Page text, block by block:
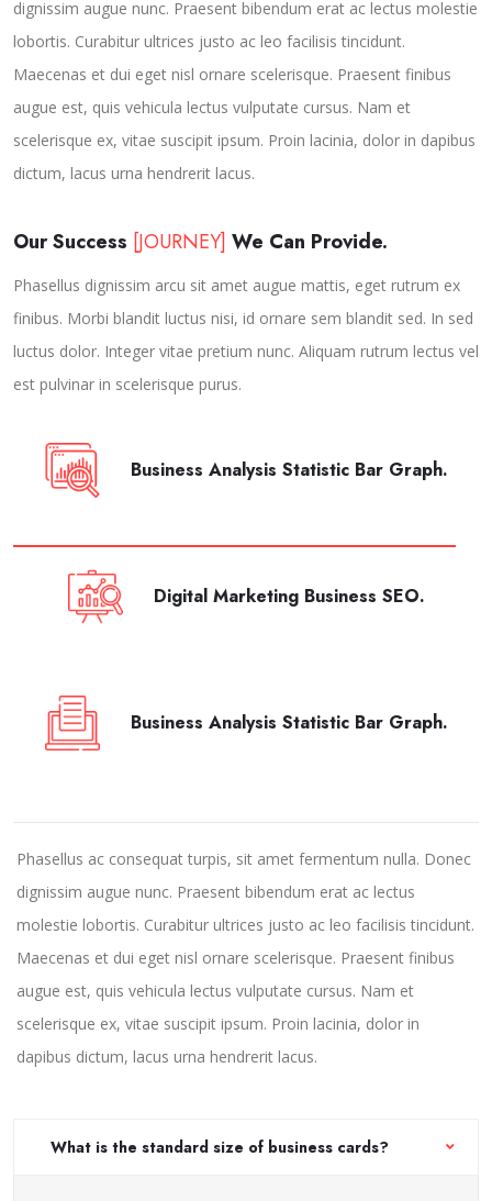
dignissim augue nunc. Praesent bibendum erat ac lectus molestie
lobortis. Curabitur ultrices justo ac leo facilisis tincidunt.
Maecenas et dui eget nisl ornare scelerisque. Praesent finibus
augue est, quis vehicula lectus vulputate cursus. Nam et
scelerisque ex, vitae suscipit ipsum. Proin lacinia, dolor in dapibus
dictum, lacus urna hendrerit lacus.
Our Success [JOURNEY] We Can Provide.
Phasellus dignissim arcu sit amet augue mattis, eget rutrum ex
finibus. Morbi blandit luctus nisi, id ornare sem blandit sed. In sed
luctus dolor. Integer vitae pretium nunc. Aliquam rutrum lectus vel
est pulvinar in scelerisque purus.
Business Analysis Statistic Bar Graph.
Digital Marketing Business SEO.
Business Analysis Statistic Bar Graph.
Phasellus ac consequat turpis, sit amet fermentum nulla. Donec
dignissim augue nunc. Praesent bibendum erat ac lectus
molestie lobortis. Curabitur ultrices justo ac leo facilisis tincidunt.
Maecenas et dui eget nisl ornare scelerisque. Praesent finibus
augue est, quis vehicula lectus vulputate cursus. Nam et
scelerisque ex, vitae suscipit ipsum. Proin lacinia, dolor in
dapibus dictum, lacus urna hendrerit lacus.
What is the standard size of business cards?